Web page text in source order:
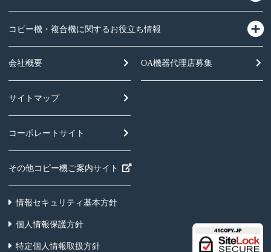
コピー機・複合機に関するお役立ち情報
会社概要
サイトマップ
コーポレートサイト
その他コピー機ご案内サイト
OA機器代理店募集
情報セキュリティ基本方針
個人情報保護方針
特定個人情報取扱方針